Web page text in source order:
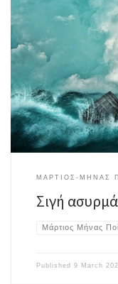
Αν η σκιά του
κλείδωναν τα
μπουντρούμιΑν
τους θεούςτον Γιο της
επαιτείας του
απ’ τον βράχο της
ΜΑΡΤΙΟΣ-ΜΗΝΑΣ
Σιγή
Μάρτιος Μήνας
Published 9 March